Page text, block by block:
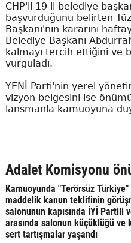
CHP'li 19 il belediye
başvurduğunu belirten
Başkanı'nın kararını
Belediye Başkanı
kalmayı tercih ettiğini ve
vurguladı.
YENİ Parti'nin yerel
vizyon belgesini ise
lansmanla kamuoyuna
Adalet Komisyonu
Kamuoyunda "Terörsüz
maddelik kanun teklifinin
salonunun kapısında İYİ
arasında salonun küçüklüğü ve
sert tartışmalar yaşandı